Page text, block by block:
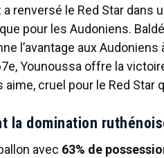
renversé le Red Star dans
pour les Audoniens.
l’avantage aux Audoniens
Younoussa offre la
cruel pour le Red Star
la domination
avec 63% de